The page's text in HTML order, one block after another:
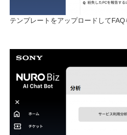
テンプレートをアップロードして